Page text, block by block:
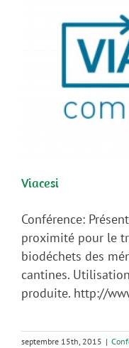
Viacesi
Conférence:
proximité pour le
biodéchets des
cantines.
produite. http://
septembre 15th, 2015 |